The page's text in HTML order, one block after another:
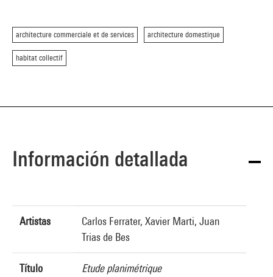
architecture commerciale et de services architecture domestique
habitat collectif
Información detallada
Artistas
Carlos Ferrater, Xavier Marti, Juan
Trias de Bes
Título
Etude planimétrique